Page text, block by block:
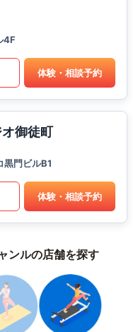
4F
体験・相談予約
御徒町
門ビルB1
体験・相談予約
ンルの店舗を探す